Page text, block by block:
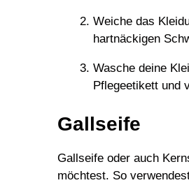
Weiche das
hartnäckigen
Wasche deine
Pflegeetikett und
Gallseife
Gallseife oder auch
möchtest. So